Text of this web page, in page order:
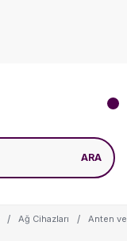
ARA
Ağ Cihazları Anten